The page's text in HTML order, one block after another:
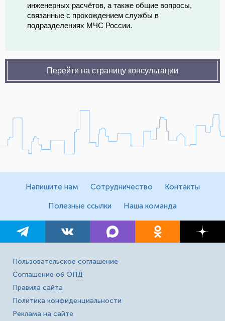
инженерных расчётов, а также общие вопросы,
связанные с прохождением службы в
подразделениях МЧС России.
Перейти на страницу консультации
Напишите нам Сотрудничество Контакты
Полезные ссылки Наша команда
Пользовательское соглашение
Соглашение об ОПД
Правила сайта
Политика конфиденциальности
Реклама на сайте